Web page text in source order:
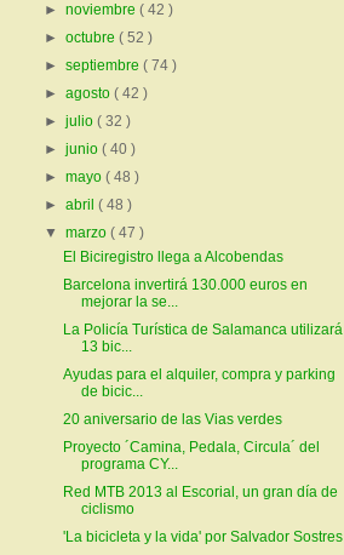
►noviembre( 42 )
►octubre( 52 )
►septiembre( 74 )
►agosto( 42 )
►julio( 32 )
►junio( 40 )
►mayo( 48 )
►abril( 48 )
▼marzo( 47 )
El Biciregistro llega a Alcobendas
Barcelona invertirá 130.000 euros en
mejorar la se...
La Policía Turística de Salamanca utilizará
13 bic...
Ayudas para el alquiler, compra y parking
de bicic...
20 aniversario de las Vias verdes
Proyecto ´Camina, Pedala, Circula´ del
programa CY...
Red MTB 2013 al Escorial, un gran día de
ciclismo
'La bicicleta y la vida' por Salvador Sostres